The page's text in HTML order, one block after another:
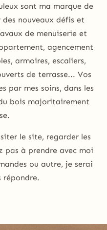
sont ma marque de
des nouveaux défis et
de menuiserie et
agencement
armoires, escaliers,
de terrasse... Vos
par mes soins, dans les
bois majoritairement
le site, regarder les
pas à prendre avec moi
ou autre, je serai
répondre.